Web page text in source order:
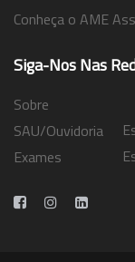
Conheça o AME
Siga-Nos Nas
Sobre
SAU/Ouvidoria
Exames